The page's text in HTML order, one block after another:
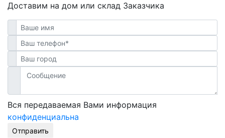
Доставим на дом или склад Заказчика
Вся передаваемая Вами информация
конфиденциальна
Отправить